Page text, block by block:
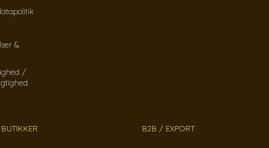
&
/
B2B / EXPORT